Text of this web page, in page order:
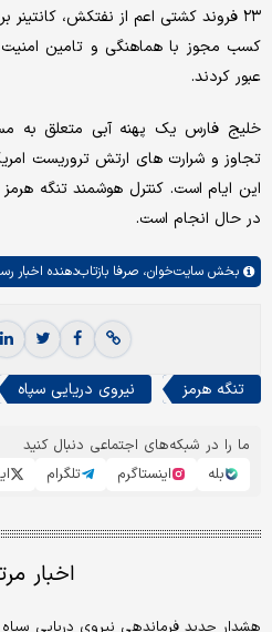
۲۳ فروند کشتی اعم از نفتکش،
کسب مجوز با هماهنگی و تامین امنیت
عبور کردند.
خلیج فارس یک پهنه آبی متعلق به
تجاوز و شرارت های ارتش تروریست
این ایام است. کنترل هوشمند تنگه
در حال انجام است.
بخش سایت‌خوان، صرفا بازتاب‌دهنده
تنگه هرمز نیروی دریایی سپاه
ما را در شبکه‌های اجتماعی دنبال کنید
بله
اینستاگرم تلگرام
اخبار
هشدار جدید فرماندهی نیروی دریایی سپاه